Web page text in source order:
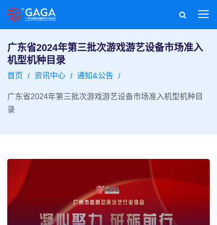
广东省2024年第三批次游戏游艺设备市场准入
机型机种目录
首页 资讯中心 通知&公告
广东省2024年第三批次游戏游艺设备市场准入机型机种目
录